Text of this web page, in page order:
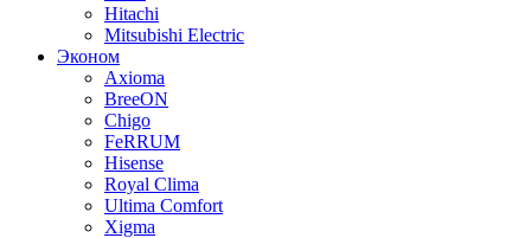
Hitachi
Mitsubishi Electric
Эконом
Axioma
BreeON
Chigo
FeRRUM
Hisense
Royal Clima
Ultima Comfort
Xigma